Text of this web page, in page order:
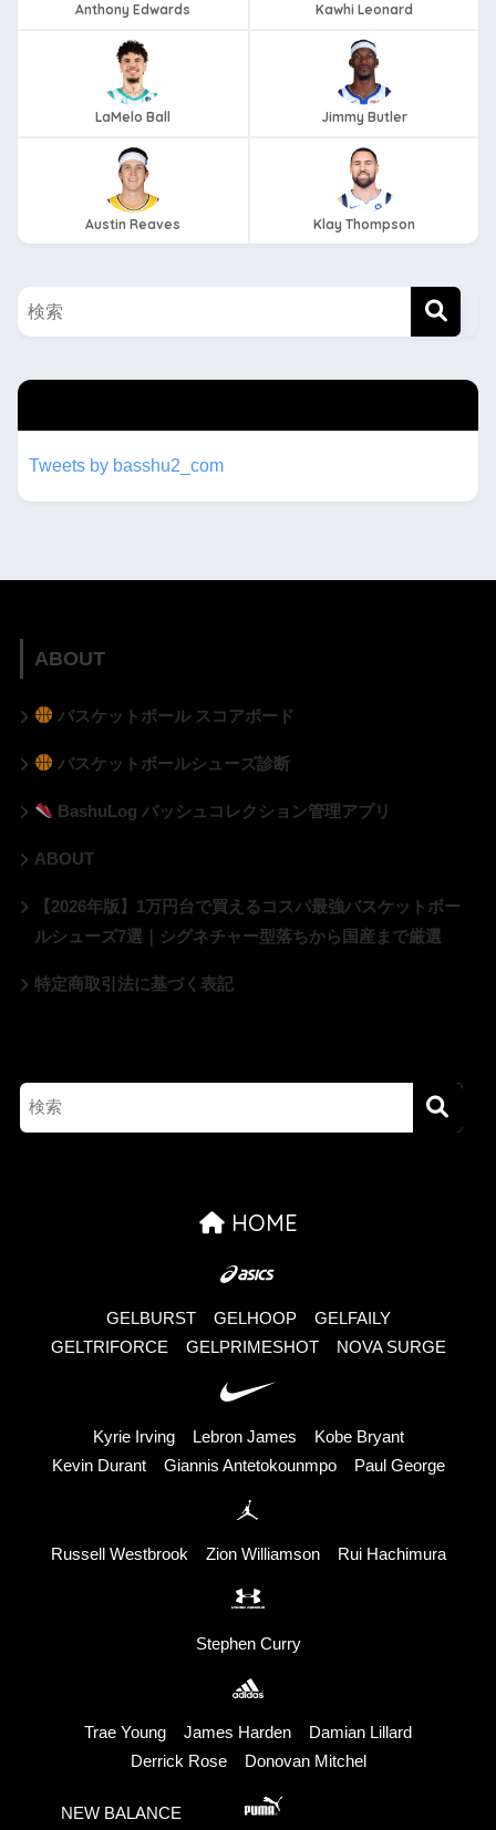
Anthony Edwards Kawhi Leonard
LaMelo Ball Jimmy Butler
Austin Reaves Klay Thompson
Tweets by basshu2_com
ABOUT
バスケットボール スコアボード
バスケットボールシューズ診断
BashuLog バッシュコレクション管理アプリ
ABOUT
【2026年版】1万円台で買えるコスパ最強バスケットボー
ルシューズ7選｜シグネチャー型落ちから国産まで厳選
特定商取引法に基づく表記
HOME
GELBURST GELHOOP
GELFAILY
GELTRIFORCE
GELPRIMESHOT NOVA SURGE
Kyrie Irving Lebron James
Kobe Bryant
Kevin Durant
Giannis Antetokounmpo Paul George
Russell Westbrook Zion Williamson Rui Hachimura
Stephen Curry
Trae Young James Harden
Damian Lillard
Derrick Rose
Donovan Mitchel
NEW BALANCE